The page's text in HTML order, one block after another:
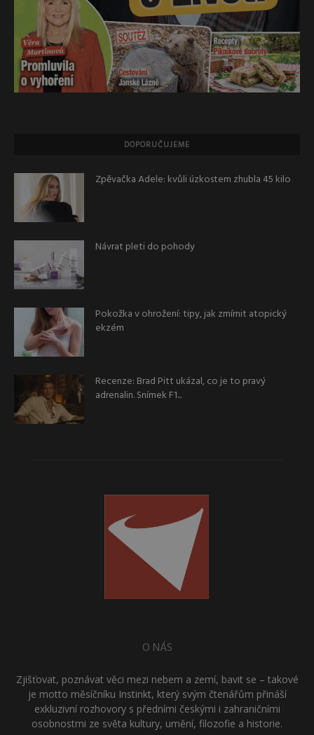
DOPORUČUJEME
Zpěvačka Adele: kvůli úzkostem zhubla 45 kilo
Návrat pleti do pohody
Pokožka v ohrožení: tipy, jak zmírnit atopický
ekzém
Recenze: Brad Pitt ukázal, co je to pravý
adrenalin. Snímek F1...
O NÁS
Zjišťovat, poznávat věci mezi nebem a zemí, bavit se – takové
je motto měsíčníku Instinkt, který svým čtenářům přináší
exkluzivní rozhovory s předními českými i zahraničními
osobnostmi ze světa kultury, umění, filozofie a historie.